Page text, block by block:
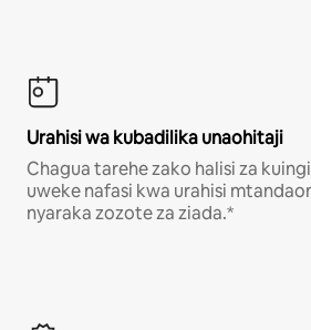
Urahisi wa kubadilika unaohitaji
Chagua tarehe zako halisi za
uweke nafasi kwa urahisi
nyaraka zozote za ziada.*